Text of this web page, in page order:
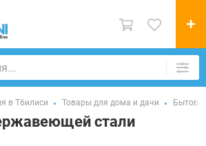
в Тбилиси Товары для дома и дачи
стали